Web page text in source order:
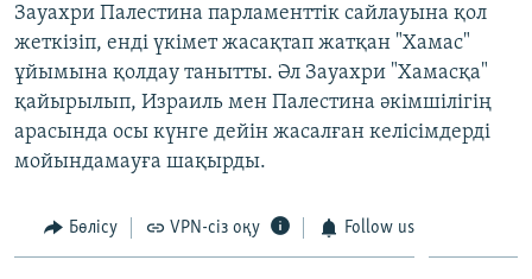
ЖАЗЫЛЫҢЫЗ
Басқа тілдерде
Зауахри Палестина парламенттік сайлауына қол
жеткізіп, енді үкімет жасақтап жатқан "Хамас"
ұйымына қолдау танытты. Әл Зауахри "Хамасқа"
қайырылып, Израиль мен Палестина әкімшілігің
арасында осы күнге дейін жасалған келісімдерді
мойындамауға шақырды.
Бөлісу VPN-сіз оқу Follow us